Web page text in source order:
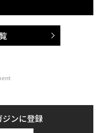
ンに登録